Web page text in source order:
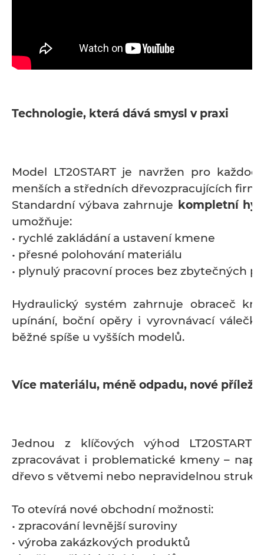
Technologie, která dává smysl v praxi
Model LT20START je navržen pro
menších a středních dřevozpracujících
Standardní výbava zahrnuje kompletní
umožňuje:
• rychlé zakládání a ustavení kmene
• přesné polohování materiálu
• plynulý pracovní proces bez zbytečných
Hydraulický systém zahrnuje obraceč
upínání, boční opěry i vyrovnávací
běžné spíše u vyšších modelů.
Více materiálu, méně odpadu, nové
Jednou z klíčových výhod LT20START
zpracovávat i problematické kmeny –
dřevo s větvemi nebo nepravidelnou
To otevírá nové obchodní možnosti:
• zpracování levnější suroviny
• výroba zakázkových produktů